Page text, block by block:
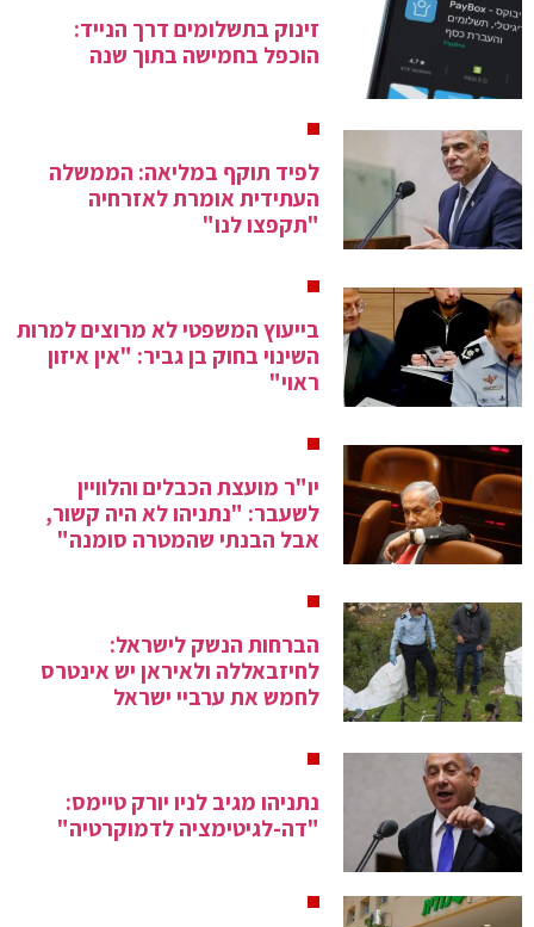
זינוק בתשלומים דרך הנייד:
הוכפל בחמישה בתוך שנה
לפיד תוקף במליאה: הממשלה
העתידית אומרת לאזרחיה
"תקפצו לנו"
בייעוץ המשפטי לא מרוצים למרות
השינוי בחוק בן גביר: "אין איזון
ראוי"
יו"ר מועצת הכבלים והלוויין
לשעבר: "נתניהו לא היה קשור,
אבל הבנתי שהמטרה סומנה"
הברחות הנשק לישראל:
לחיזבאללה ולאיראן יש אינטרס
לחמש את ערביי ישראל
נתניהו מגיב לניו יורק טיימס:
"דה-לגיטימציה לדמוקרטיה"